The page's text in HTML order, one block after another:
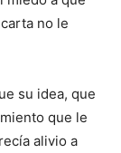
no le
su idea, que
que le
alivio a